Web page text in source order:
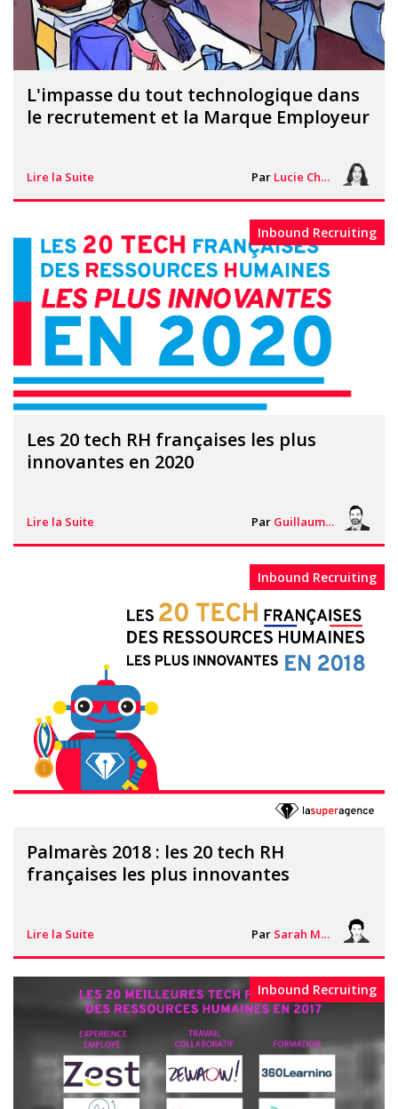
L'impasse du tout technologique dans
le recrutement et la Marque Employeur
Lire la Suite Par Lucie Chesné
Les 20 tech RH françaises les plus
innovantes en 2020
Lire la Suite Par Guillaume Vigneron
Inbound Recruiting
Palmarès 2018 : les 20 tech RH
françaises les plus innovantes
Lire la Suite Par Sarah Mouton
Inbound Recruiting
Inbound Recruiting